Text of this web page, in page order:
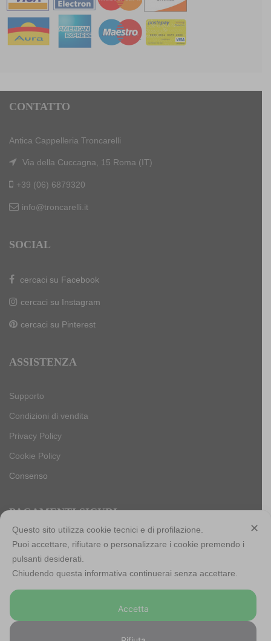
CONTATTO
Antica Cappelleria Troncarelli
Via della Cuccagna, 15 Roma (IT)
+39 (06) 6879320
info@troncarelli.it
SOCIAL
cercaci su Facebook
cercaci su Instagram
cercaci su Pinterest
ASSISTENZA
Supporto
Condizioni di vendita
Privacy Policy
Cookie Policy
Consenso
PAGAMENTI SICURI
Antica Cappelleria Troncarelli s.r.l. a socio unico
Codice Fiscale, Iscrizione registro imprese di Roma e Partita
IVA: 05803741007
Capitale sociale: € 10.000,00 int. versato
✕
Questo sito utilizza cookie tecnici e di profilazione.
Puoi accettare, rifiutare o personalizzare i cookie premendo i
pulsanti desiderati.
Chiudendo questa informativa continuerai senza accettare.
Accetta